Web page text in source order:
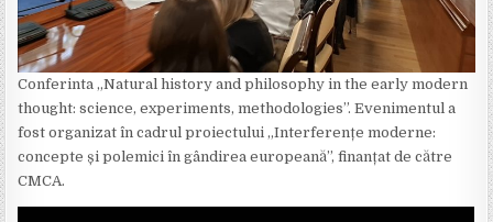
Conferinta „Natural history and philosophy in the early modern
thought: science, experiments, methodologies”. Evenimentul a
fost organizat în cadrul proiectului „Interferențe moderne:
concepte și polemici în gândirea europeană”, finanțat de către
CMCA.